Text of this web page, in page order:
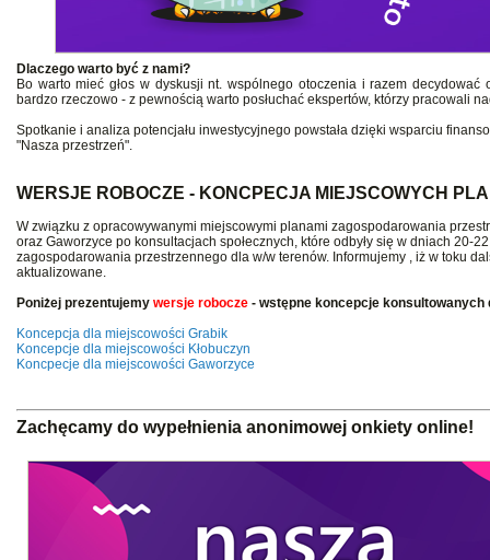
Dlaczego warto być z nami?
Bo warto mieć głos w dyskusji nt. wspólnego otoczenia i razem decydować
bardzo rzeczowo - z pewnością warto posłuchać ekspertów, którzy pracowali
Spotkanie i analiza potencjału inwestycyjnego powstała dzięki wsparciu
"Nasza przestrzeń".
WERSJE ROBOCZE - KONCPECJA MIEJSCOWYCH
W związku z opracowywanymi miejscowymi planami zagospodarowania
oraz Gaworzyce po konsultacjach społecznych, które odbyły się w dniach 20-
zagospodarowania przestrzennego dla w/w terenów. Informujemy , iż w toku
aktualizowane.
Poniżej prezentujemy wersje robocze - wstępne koncepcje konsultowanych
Koncepcja dla miejscowości Grabik
Koncepcje dla miejscowości Kłobuczyn
Koncpecje dla miejscowości Gaworzyce
Zachęcamy do wypełnienia anonimowej onkiety online!